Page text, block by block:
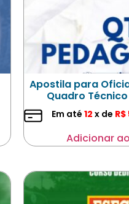
Apostila para
Quadro
Em até 12 x de R$
Adicionar